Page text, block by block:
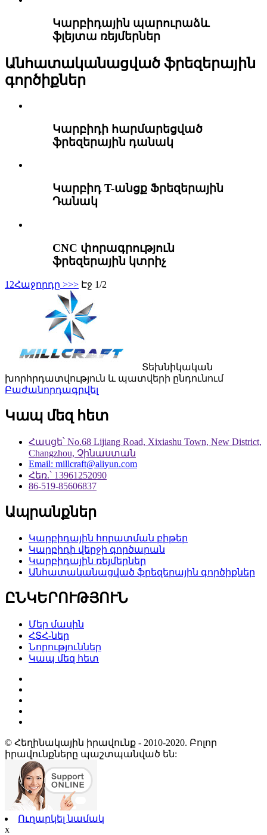
Կարբիդային պարուրաձև
ֆլեյտա ռեյմերներ
Անհատականացված ֆրեզերային
գործիքներ
Կարբիդի հարմարեցված
ֆրեզերային դանակ
Կարբիդ T-անցք Ֆրեզերային
Դանակ
CNC փորագրություն
ֆրեզերային կտրիչ
1 2Հաջորդը >>> Էջ 1/2
Տեխնիկական
խորհրդատվություն և պատվերի ընդունում
Բաժանորդագրվել
Կապ մեզ հետ
Հասցե՝ No.68 Lijiang Road, Xixiashu Town, New District,
Changzhou, Չինաստան
Email: millcraft@aliyun.com
Հեռ.՝ 13961252090
86-519-85606837
Ապրանքներ
Կարբիդային հորատման բիթեր
Կարբիդի վերջի գործարան
Կարբիդային ռեյմերներ
Անհատականացված ֆրեզերային գործիքներ
ԸՆԿԵՐՈՒԹՅՈՒՆ
Մեր մասին
ՀՏՀ-ներ
Նորություններ
Կապ մեզ հետ
© Հեղինակային իրավունք - 2010-2020. Բոլոր
իրավունքները պաշտպանված են:
Ուղարկել նամակ
x